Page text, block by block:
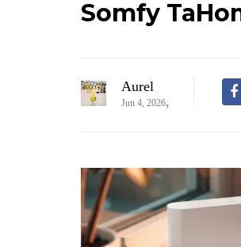
Somfy
Aurel
Jun 4, 2026,